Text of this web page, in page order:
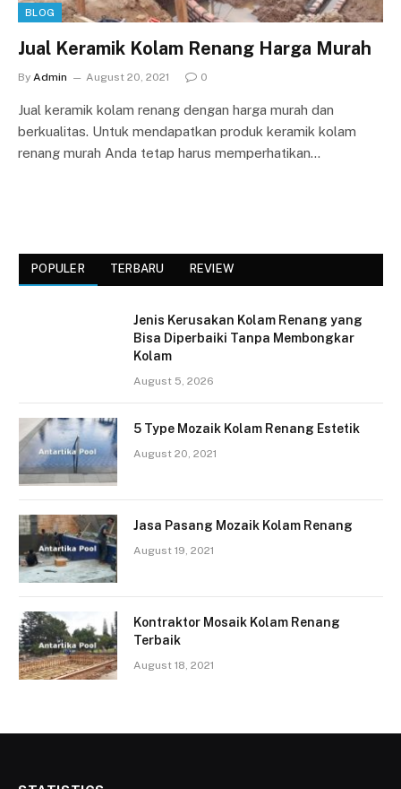
BLOG
Jual Keramik Kolam Renang Harga Murah
By Admin August 20, 2021 0
Jual keramik kolam renang dengan harga murah dan
berkualitas. Untuk mendapatkan produk keramik kolam
renang murah Anda tetap harus memperhatikan…
POPULER TERBARU REVIEW
Jenis Kerusakan Kolam Renang yang
Bisa Diperbaiki Tanpa Membongkar
Kolam
August 5, 2026
5 Type Mozaik Kolam Renang Estetik
August 20, 2021
Jasa Pasang Mozaik Kolam Renang
August 19, 2021
Kontraktor Mosaik Kolam Renang
Terbaik
August 18, 2021